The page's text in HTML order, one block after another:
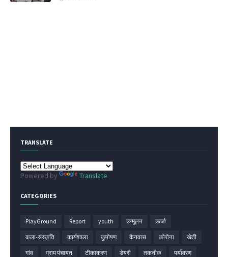
TRANSLATE
Powered by Translate
CATEGORIES
PlayGround Report youth उन्मूलन ऊर्जा
कला-संस्कृति कार्यशाला कुपोषण कैनवास कोरोना खेती
गांव ग्राम पंचायत टीकाकरण डेयरी तकनीक पर्यावरण